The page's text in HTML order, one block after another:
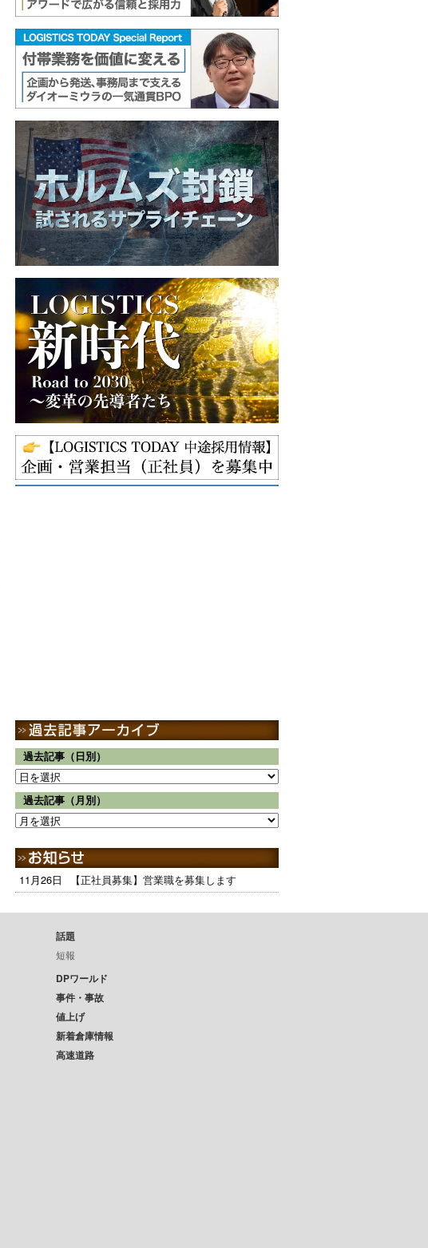
過去記事（日別）
過去記事（月別）
11月26日 【正社員募集】営業職を募集します
話題
短報
DPワールド
事件・事故
値上げ
新着倉庫情報
高速道路